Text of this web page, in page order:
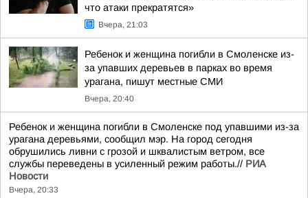
что атаки прекратятся»
Вчера, 21:03
Ребенок и женщина погибли в Смоленске из-
за упавших деревьев в парках во время
урагана, пишут местные СМИ
Вчера, 20:40
Ребенок и женщина погибли в Смоленске под упавшими из-за
урагана деревьями, сообщил мэр. На город сегодня
обрушились ливни с грозой и шквалистым ветром, все
службы переведены в усиленный режим работы.// РИА
Новости
Вчера, 20:33